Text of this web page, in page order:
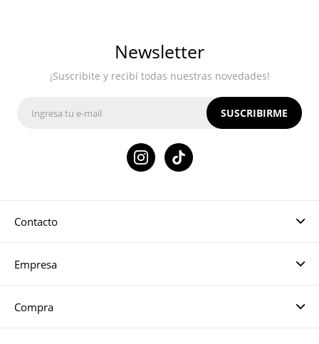
Contacto
Empresa
Compra
Newsletter
¡Suscribite y recibí todas nuestras novedades!
SUSCRIBIRME
